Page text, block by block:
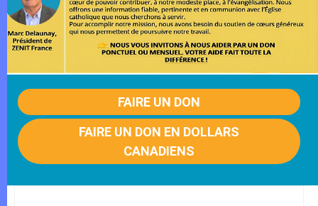
FAIRE UN DON
FAIRE UN DON EN DOLLARS
CANADIENS